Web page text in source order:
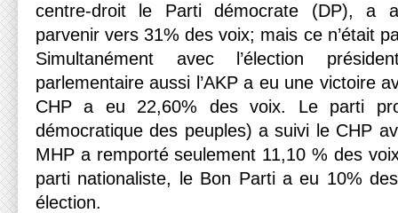
centre-droit le Parti démocrate (DP), a
parvenir vers 31% des voix; mais ce n’était
Simultanément avec l’élection
parlementaire aussi l’AKP a eu une victoire
CHP a eu 22,60% des voix. Le parti
démocratique des peuples) a suivi le CHP
MHP a remporté seulement 11,10 % des
parti nationaliste, le Bon Parti a eu 10%
élection.